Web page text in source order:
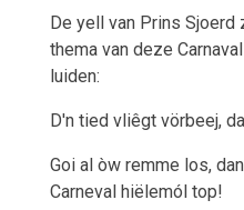
De yell van Prins
thema van deze
luiden:
D'n tied vliêgt vörbeej,
Goi al òw remme los,
Carneval hiëlemól top!